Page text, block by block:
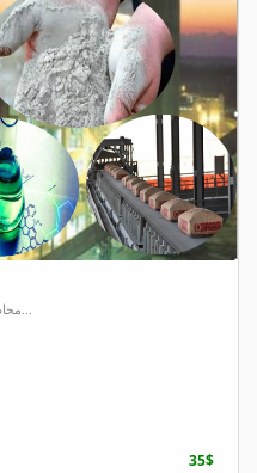
محاضر مادة الكيمياء وباحث في الطاقة...
35$